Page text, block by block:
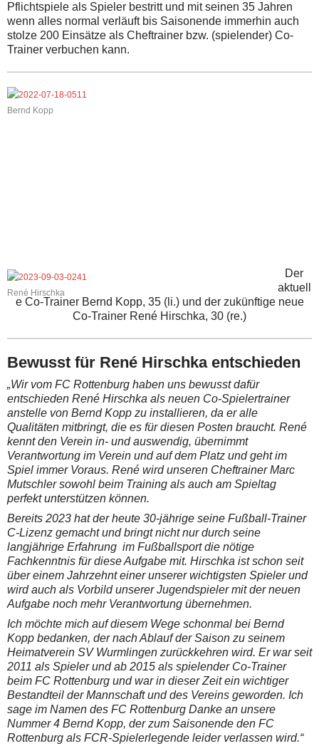
Pflichtspiele als Spieler bestritt und mit seinen 35 Jahren
wenn alles normal verläuft bis Saisonende immerhin auch
stolze 200 Einsätze als Cheftrainer bzw. (spielender) Co-
Trainer verbuchen kann.
Bernd Kopp
René Hirschka
Der
aktuell
e Co-Trainer Bernd Kopp, 35 (li.) und der zukünftige neue
Co-Trainer René Hirschka, 30 (re.)
Bewusst für René Hirschka entschieden
„Wir vom FC Rottenburg haben uns bewusst dafür
entschieden René Hirschka als neuen Co-Spielertrainer
anstelle von Bernd Kopp zu installieren, da er alle
Qualitäten mitbringt, die es für diesen Posten braucht. René
kennt den Verein in- und auswendig, übernimmt
Verantwortung im Verein und auf dem Platz und geht im
Spiel immer Voraus. René wird unseren Cheftrainer Marc
Mutschler sowohl beim Training als auch am Spieltag
perfekt unterstützen können.
Bereits 2023 hat der heute 30-jährige seine Fußball-Trainer
C-Lizenz gemacht und bringt nicht nur durch seine
langjährige Erfahrung im Fußballsport die nötige
Fachkenntnis für diese Aufgabe mit. Hirschka ist schon seit
über einem Jahrzehnt einer unserer wichtigsten Spieler und
wird auch als Vorbild unserer Jugendspieler mit der neuen
Aufgabe noch mehr Verantwortung übernehmen.
Ich möchte mich auf diesem Wege schonmal bei Bernd
Kopp bedanken, der nach Ablauf der Saison zu seinem
Heimatverein SV Wurmlingen zurückkehren wird. Er war seit
2011 als Spieler und ab 2015 als spielender Co-Trainer
beim FC Rottenburg und war in dieser Zeit ein wichtiger
Bestandteil der Mannschaft und des Vereins geworden. Ich
sage im Namen des FC Rottenburg Danke an unsere
Nummer 4 Bernd Kopp, der zum Saisonende den FC
Rottenburg als FCR-Spielerlegende leider verlassen wird.“